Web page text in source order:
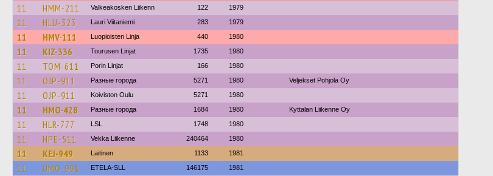
11 HMM-211 Valkeakosken Liikenn 122 1979
11 HLU-323 Lauri Viitaniemi 283 1979
11 HMV-111 Luopioisten Linja 440 1980
11 KIZ-336 Tourusen Linjat 1735 1980
11 TOM-611 Porin Linjat 166 1980
11 OJP-911 Разные города 5271 1980 Veljekset Pohjola Oy
11 OJP-911 Koiviston Oulu 5271 1980
11 HMO-428 Разные города 1684 1980 Kyttalan Liikenne Oy
11 HLR-777 LSL 1748 1980
11 HPE-511 Vekka Liikenne 240464 1980
11 KEJ-949 Laitinen 1133 1981
11 UMO-991 ETELA-SLL 146175 1981